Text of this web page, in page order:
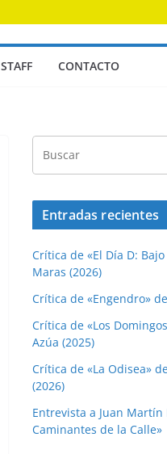
STAFF CONTACTO
Entradas recientes
Crítica de «El Día D:
Maras (2026)
Crítica de «Engendro»
Crítica de «Los
Azúa (2025)
Crítica de «La Odisea»
(2026)
Entrevista a Juan
Caminantes de la Calle»